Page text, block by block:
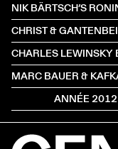
NIK BÄRTSCH’S
CHRIST &
CHARLES LEWINSKY
MARC BAUER &
ANNÉE 2012